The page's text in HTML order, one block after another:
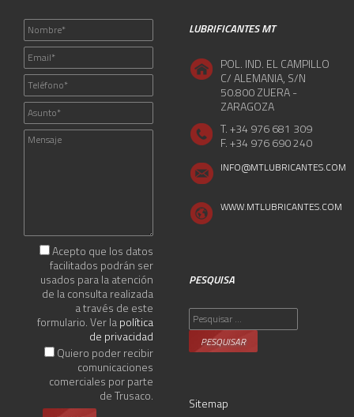
Acepto que los datos
facilitados podrán ser
usados para la atención
de la consulta realizada
a través de este
formulario. Ver lapolítica
de privacidad
Quiero poder recibir
comunicaciones
comerciales por parte
de Trusaco.
LUBRIFICANTES MT
POL. IND. EL CAMPILLO
C/ ALEMANIA, S/N
50.800 ZUERA -
ZARAGOZA
T. +34 976 681 309
F. +34 976 690 240
INFO@MTLUBRICANTES.COM
WWW.MTLUBRICANTES.COM
PESQUISA
Pesquisar
por:
Sitemap